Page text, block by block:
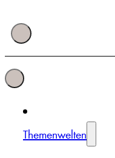
Themenwelten